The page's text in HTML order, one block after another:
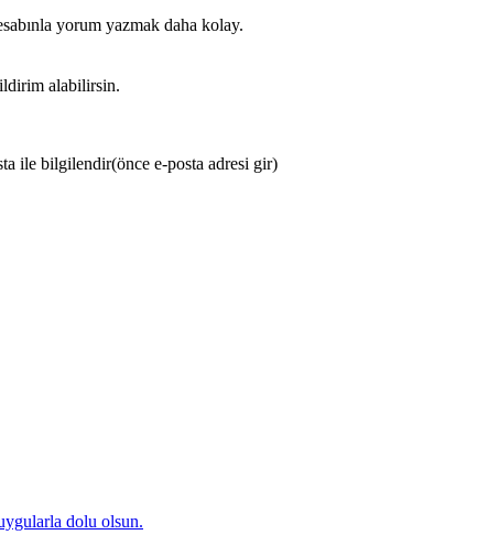
yorum yazmak daha kolay.
alabilirsin.
ile bilgilendir(önce e-posta adresi gir)
dolu olsun.